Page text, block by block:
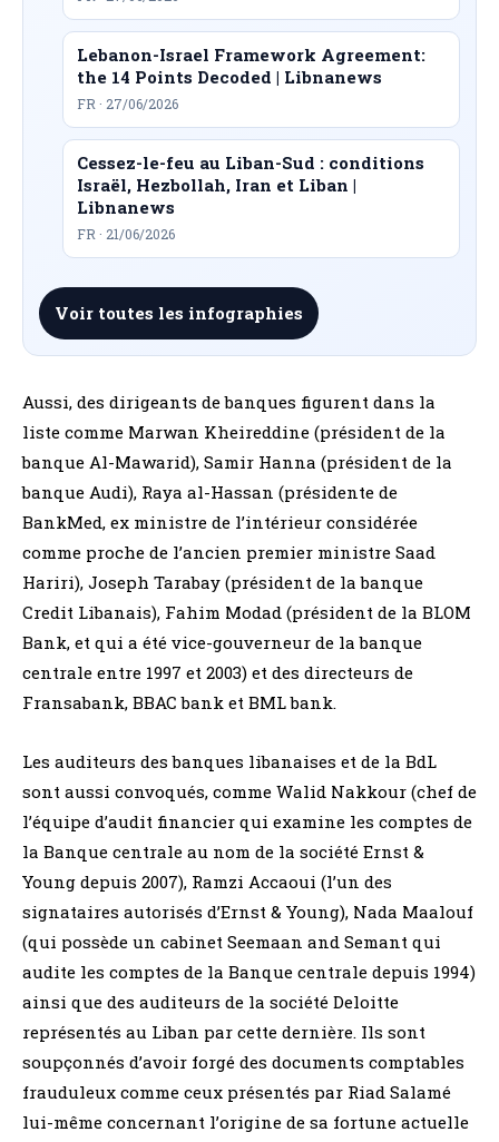
Lebanon-Israel Framework Agreement:
the 14 Points Decoded | Libnanews
FR · 27/06/2026
Cessez-le-feu au Liban-Sud : conditions
Israël, Hezbollah, Iran et Liban |
Libnanews
FR · 21/06/2026
Voir toutes les infographies
Aussi, des dirigeants de banques figurent dans la
liste comme Marwan Kheireddine (président de la
banque Al-Mawarid), Samir Hanna (président de la
banque Audi), Raya al-Hassan (présidente de
BankMed, ex ministre de l’intérieur considérée
comme proche de l’ancien premier ministre Saad
Hariri), Joseph Tarabay (président de la banque
Credit Libanais), Fahim Modad (président de la BLOM
Bank, et qui a été vice-gouverneur de la banque
centrale entre 1997 et 2003) et des directeurs de
Fransabank, BBAC bank et BML bank.
Les auditeurs des banques libanaises et de la BdL
sont aussi convoqués, comme Walid Nakkour (chef de
l’équipe d’audit financier qui examine les comptes de
la Banque centrale au nom de la société Ernst &
Young depuis 2007), Ramzi Accaoui (l’un des
signataires autorisés d’Ernst & Young), Nada Maalouf
(qui possède un cabinet Seemaan and Semant qui
audite les comptes de la Banque centrale depuis 1994)
ainsi que des auditeurs de la société Deloitte
représentés au Liban par cette dernière. Ils sont
soupçonnés d’avoir forgé des documents comptables
frauduleux comme ceux présentés par Riad Salamé
lui-même concernant l’origine de sa fortune actuelle